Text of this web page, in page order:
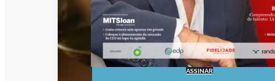
ASSINAR